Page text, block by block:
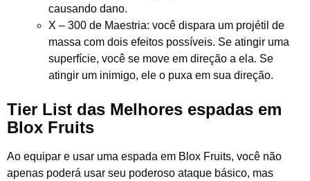
causando dano.
X – 300 de Maestria: você dispara um projétil de
massa com dois efeitos possíveis. Se atingir uma
superfície, você se move em direção a ela. Se
atingir um inimigo, ele o puxa em sua direção.
Tier List das Melhores espadas em
Blox Fruits
Ao equipar e usar uma espada em Blox Fruits, você não
apenas poderá usar seu poderoso ataque básico, mas